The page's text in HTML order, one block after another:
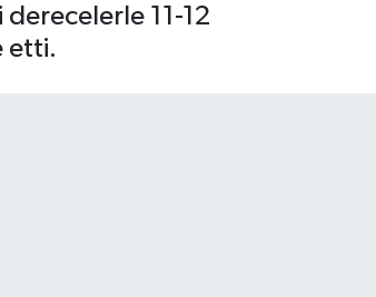
11-12
etti.